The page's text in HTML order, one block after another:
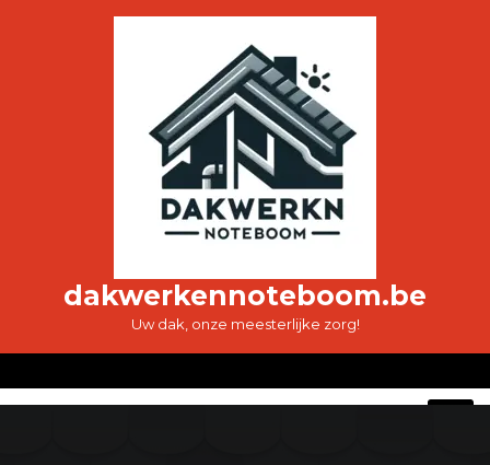
dakwerkennoteboom.be
Uw dak, onze meesterlijke zorg!